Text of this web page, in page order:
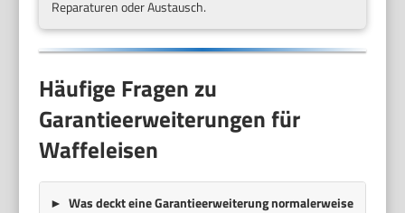
Reparaturen oder Austausch.
Häufige Fragen zu
Garantieerweiterungen für
Waffeleisen
Was deckt eine Garantieerweiterung normalerweise